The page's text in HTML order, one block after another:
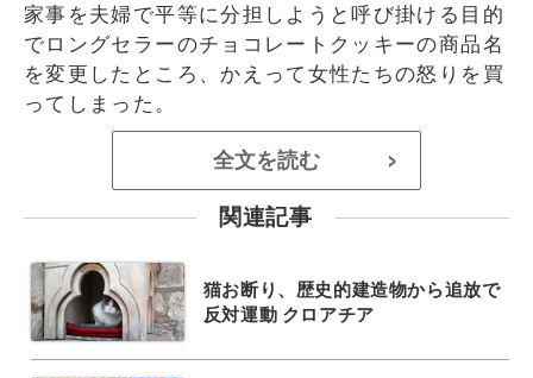
家事を夫婦で平等に分担しようと呼び掛ける目的
でロングセラーのチョコレートクッキーの商品名
を変更したところ、かえって女性たちの怒りを買
ってしまった。
全文を読む >
関連記事
猫お断り、歴史的建造物から追放で
反対運動 クロアチア